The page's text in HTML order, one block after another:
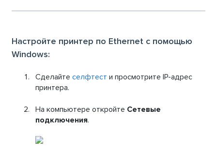
Настройте принтер по Ethernet с помощью
Windows:
Сделайте селфтест и просмотрите IP-адрес
принтера.
На компьютере откройте Сетевые
подключения.